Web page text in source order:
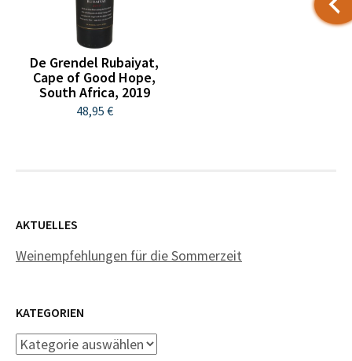
De Grendel Rubaiyat,
Cape of Good Hope,
South Africa, 2019
48,95 €
AKTUELLES
Weinempfehlungen für die Sommerzeit
KATEGORIEN
Kategorien